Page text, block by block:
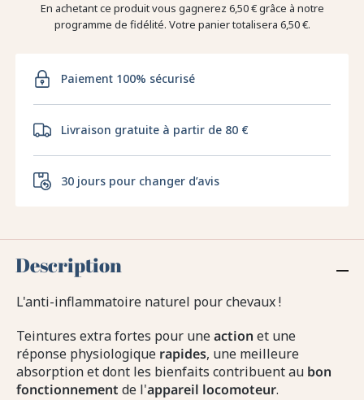
En achetant ce produit vous gagnerez 6,50 €grâce à notre
programme de fidélité. Votre panier totalisera 6,50 €.
Paiement 100% sécurisé
Livraison gratuite à partir de 80 €
30 jours pour changer d’avis
Description
L'anti-inflammatoire naturel pour chevaux !
Teintures extra fortes pour uneaction et une
réponse physiologique rapides, une meilleure
absorption et dont les bienfaits contribuent au bon
fonctionnement de l'appareil locomoteur.